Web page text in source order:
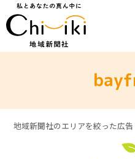
地域新聞社のエリアを絞った広